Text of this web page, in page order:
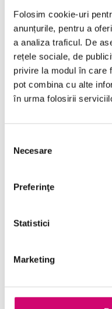
Folosim cookie-uri
anunțurile, pentru a
a analiza traficul. De
rețele sociale, de
privire la modul în care
pot combina cu alte
în urma folosirii
consimțământului
Necesare
Preferinţe
Statistici
Marketing
Categorii de
Comunicare
Management și
Project